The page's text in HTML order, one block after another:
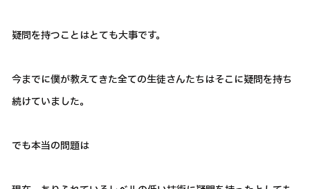
疑問を持つことはとても大事です。
今までに僕が教えてきた全ての生徒さんたちはそこに疑問を持ち
続けていました。
でも本当の問題は